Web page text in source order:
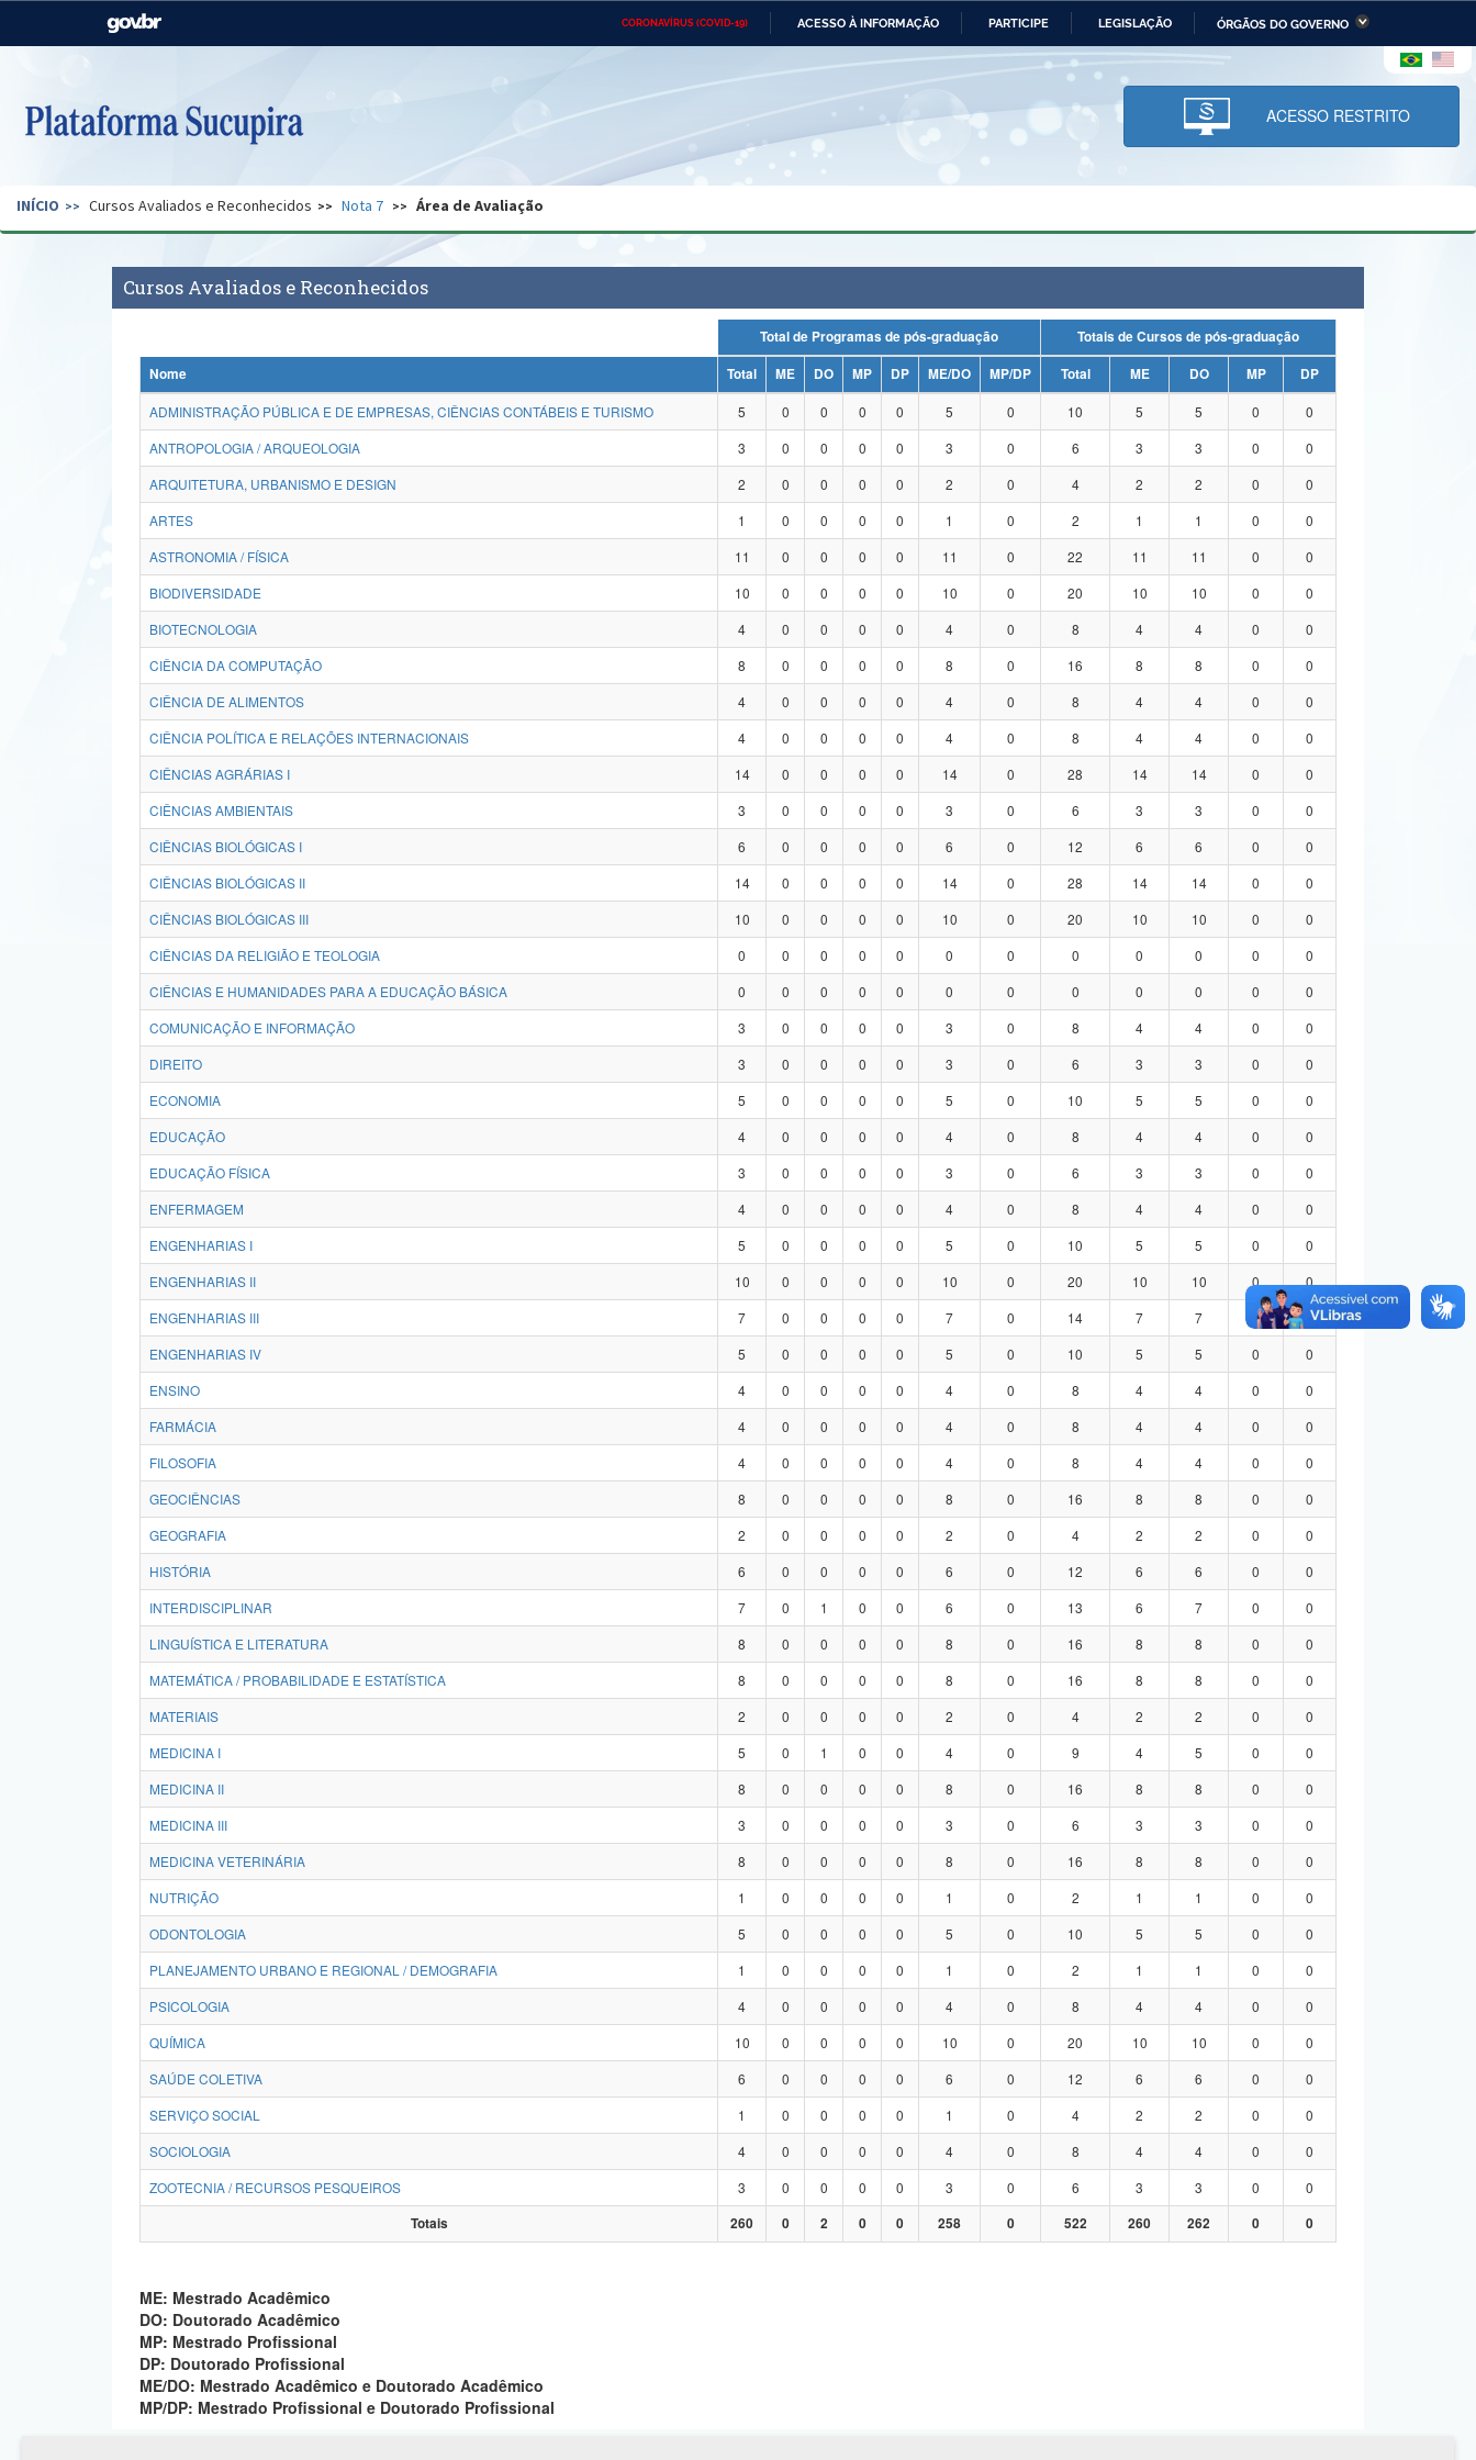
CORONAVÍRUS (COVID-19) ACESSO À INFORMAÇÃO PARTICIPE LEGISLAÇÃO ÓRGÃOS DO GOVERNO
Casa Civil Ministério das Relações Ministério da Economia Ministério da Infraestrutura
Pecuária e Abastecimento
Ministério da Ciência,
Tecnologia, Inovações e
Comunicações
Ministério do Desenvolvimento
Regional e dos Direitos Humanos
Secretaria de Governo Gabinete de Segurança Advocacia-Geral da União Banco Central do Brasil Planalto
ACESSO RESTRITO
INÍCIO Cursos Avaliados e Reconhecidos Nota 7 Área de Avaliação
Cursos Avaliados e Reconhecidos
Total de Programas de pós-graduação
Totais de Cursos de pós-graduação
Nome
Total ME DO MP DP ME/DO MP/DP Total ME DO MP
DP
ADMINISTRAÇÃO PÚBLICA E DE EMPRESAS, CIÊNCIAS CONTÁBEIS E TURISMO
5 0 0 0 0 5 0 10 5 5 0
0
ANTROPOLOGIA / ARQUEOLOGIA
3 0 0 0 0 3 0 6 3 3 0
0
ARQUITETURA, URBANISMO E DESIGN
2 0 0 0 0 2 0 4 2 2 0
0
ARTES
1 0 0 0 0 1 0 2 1 1 0
0
ASTRONOMIA / FÍSICA
11 0 0 0 0 11 0 22 11 11 0
0
BIODIVERSIDADE
10 0 0 0 0 10 0 20 10 10 0
0
BIOTECNOLOGIA
4 0 0 0 0 4 0 8 4 4 0
0
CIÊNCIA DA COMPUTAÇÃO
8 0 0 0 0 8 0 16 8 8 0
0
CIÊNCIA DE ALIMENTOS
4 0 0 0 0 4 0 8 4 4 0
0
CIÊNCIA POLÍTICA E RELAÇÕES INTERNACIONAIS
4 0 0 0 0 4 0 8 4 4 0
0
CIÊNCIAS AGRÁRIAS I
14 0 0 0 0 14 0 28 14 14 0
0
CIÊNCIAS AMBIENTAIS
3 0 0 0 0 3 0 6 3 3 0
0
CIÊNCIAS BIOLÓGICAS I
6 0 0 0 0 6 0 12 6 6 0
0
CIÊNCIAS BIOLÓGICAS II
14 0 0 0 0 14 0 28 14 14 0
0
CIÊNCIAS BIOLÓGICAS III
10 0 0 0 0 10 0 20 10 10 0
0
CIÊNCIAS DA RELIGIÃO E TEOLOGIA
0 0 0 0 0 0 0 0 0 0 0
0
CIÊNCIAS E HUMANIDADES PARA A EDUCAÇÃO BÁSICA
0 0 0 0 0 0 0 0 0 0 0
0
COMUNICAÇÃO E INFORMAÇÃO
3 0 0 0 0 3 0 8 4 4 0
0
DIREITO
3 0 0 0 0 3 0 6 3 3 0
0
ECONOMIA
5 0 0 0 0 5 0 10 5 5 0
0
EDUCAÇÃO
4 0 0 0 0 4 0 8 4 4 0
0
EDUCAÇÃO FÍSICA
3 0 0 0 0 3 0 6 3 3 0
0
ENFERMAGEM
4 0 0 0 0 4 0 8 4 4 0
0
ENGENHARIAS I
5 0 0 0 0 5 0 10 5 5 0
0
ENGENHARIAS II
10 0 0 0 0 10 0 20 10 10 0
0
ENGENHARIAS III
7 0 0 0 0 7 0 14 7 7 0
0
ENGENHARIAS IV
5 0 0 0 0 5 0 10 5 5 0
0
ENSINO
4 0 0 0 0 4 0 8 4 4 0
0
FARMÁCIA
4 0 0 0 0 4 0 8 4 4 0
0
FILOSOFIA
4 0 0 0 0 4 0 8 4 4 0
0
GEOCIÊNCIAS
8 0 0 0 0 8 0 16 8 8 0
0
GEOGRAFIA
2 0 0 0 0 2 0 4 2 2 0
0
HISTÓRIA
6 0 0 0 0 6 0 12 6 6 0
0
INTERDISCIPLINAR
7 0 1 0 0 6 0 13 6 7 0
0
LINGUÍSTICA E LITERATURA
8 0 0 0 0 8 0 16 8 8 0
0
MATEMÁTICA / PROBABILIDADE E ESTATÍSTICA
8 0 0 0 0 8 0 16 8 8 0
0
MATERIAIS
2 0 0 0 0 2 0 4 2 2 0
0
MEDICINA I
5 0 1 0 0 4 0 9 4 5 0
0
MEDICINA II
8 0 0 0 0 8 0 16 8 8 0
0
MEDICINA III
3 0 0 0 0 3 0 6 3 3 0
0
MEDICINA VETERINÁRIA
8 0 0 0 0 8 0 16 8 8 0
0
NUTRIÇÃO
1 0 0 0 0 1 0 2 1 1 0
0
ODONTOLOGIA
5 0 0 0 0 5 0 10 5 5 0
0
PLANEJAMENTO URBANO E REGIONAL / DEMOGRAFIA
1 0 0 0 0 1 0 2 1 1 0
0
PSICOLOGIA
4 0 0 0 0 4 0 8 4 4 0
0
QUÍMICA
10 0 0 0 0 10 0 20 10 10 0
0
SAÚDE COLETIVA
6 0 0 0 0 6 0 12 6 6 0
0
SERVIÇO SOCIAL
1 0 0 0 0 1 0 4 2 2 0
0
SOCIOLOGIA
4 0 0 0 0 4 0 8 4 4 0
0
ZOOTECNIA / RECURSOS PESQUEIROS
3 0 0 0 0 3 0 6 3 3 0
0
Totais
260 0 2 0 0 258 0 522 260 262 0 0
ME: Mestrado Acadêmico
DO: Doutorado Acadêmico
MP: Mestrado Profissional
DP: Doutorado Profissional
ME/DO: Mestrado Acadêmico e Doutorado Acadêmico
MP/DP: Mestrado Profissional e Doutorado Profissional